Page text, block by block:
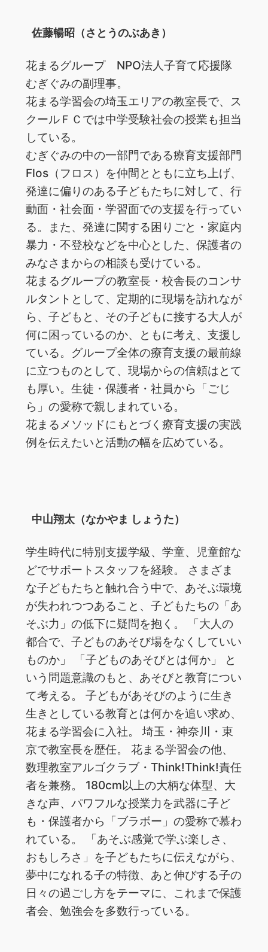
佐藤暢昭（さとうのぶあき）
花まるグループ NPO法人子育て応援隊
むぎぐみの副理事。
花まる学習会の埼玉エリアの教室長で、ス
クールＦＣでは中学受験社会の授業も担当
している。
むぎぐみの中の一部門である療育支援部門
Flos（フロス）を仲間とともに立ち上げ、
発達に偏りのある子どもたちに対して、行
動面・社会面・学習面での支援を行ってい
る。また、発達に関する困りごと・家庭内
暴力・不登校などを中心とした、保護者の
みなさまからの相談も受けている。
花まるグループの教室長・校舎長のコンサ
ルタントとして、定期的に現場を訪れなが
ら、子どもと、その子どもに接する大人が
何に困っているのか、ともに考え、支援し
ている。グループ全体の療育支援の最前線
に立つものとして、現場からの信頼はとて
も厚い。生徒・保護者・社員から「ごじ
ら」の愛称で親しまれている。
花まるメソッドにもとづく療育支援の実践
例を伝えたいと活動の幅を広めている。
中山翔太（なかやま しょうた）
学生時代に特別支援学級、学童、児童館な
どでサポートスタッフを経験。 さまざま
な子どもたちと触れ合う中で、あそぶ環境
が失われつつあること、子どもたちの「あ
そぶ力」の低下に疑問を抱く。 「大人の
都合で、子どものあそび場をなくしていい
ものか」 「子どものあそびとは何か」 と
いう問題意識のもと、あそびと教育につい
て考える。 子どもがあそびのように生き
生きとしている教育とは何かを追い求め、
花まる学習会に入社。 埼玉・神奈川・東
京で教室長を歴任。 花まる学習会の他、
数理教室アルゴクラブ・Think!Think!責任
者を兼務。 180cm以上の大柄な体型、大
きな声、パワフルな授業力を武器に子ど
も・保護者から「ブラボー」の愛称で慕わ
れている。 「あそぶ感覚で学ぶ楽しさ、
おもしろさ」を子どもたちに伝えながら、
夢中になれる子の特徴、あと伸びする子の
日々の過ごし方をテーマに、これまで保護
者会、勉強会を多数行っている。